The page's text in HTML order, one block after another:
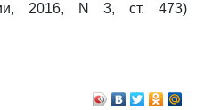
2016, N 3, ст. 473)